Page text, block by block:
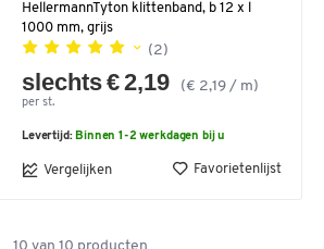
HellermannTyton klittenband, b 12 x l
1000 mm, grijs
(2)
slechts € 2,19 (€ 2,19 / m)
per st.
Levertijd: Binnen 1-2 werkdagen bij u
Vergelijken Favorietenlijst